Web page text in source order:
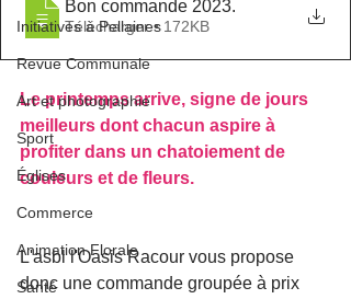
Initiatives à Pellaines
Revue Communale
Art et photographie
Sport
Églises
Commerce
Animation Florale
Santé
Bon commande 2023.
Télécharger • 172KB
Le printemps arrive, signe de jours
meilleurs dont chacun aspire à
profiter dans un chatoiement de
couleurs et de fleurs.
L'asbl l'Oasis Racour vous propose
donc une commande groupée à prix